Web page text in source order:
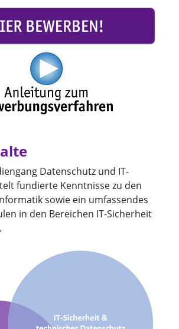
Datenschutz und IT-
fundierte Kenntnisse zu den
sowie ein umfassendes
in den Bereichen IT-Sicherheit